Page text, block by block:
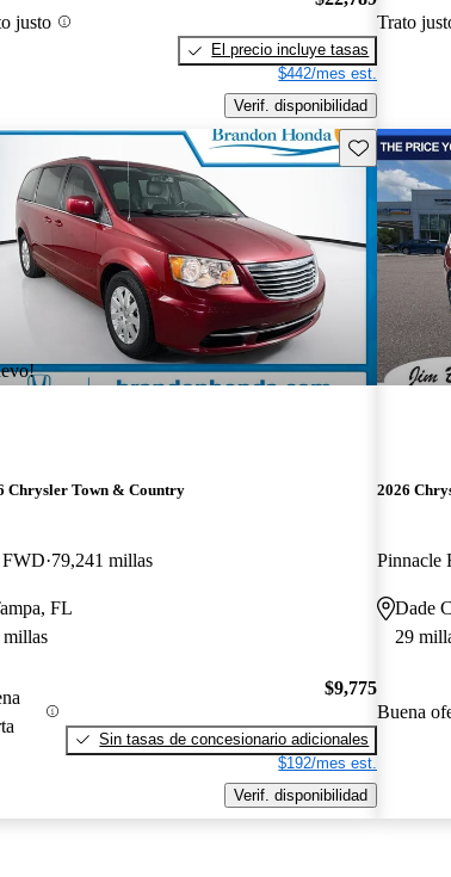
justo
El precio incluye tasas
$442/mes est.
Verif. disponibilidad
Trato
Aviso Guarda este
Chrysler Town & Country
79,241 millas
FL
millas
$9,775
Sin tasas de concesionario adicionales
$192/mes est.
Verif. disponibilidad
2026
Pinnacle
Dade
29
Buena